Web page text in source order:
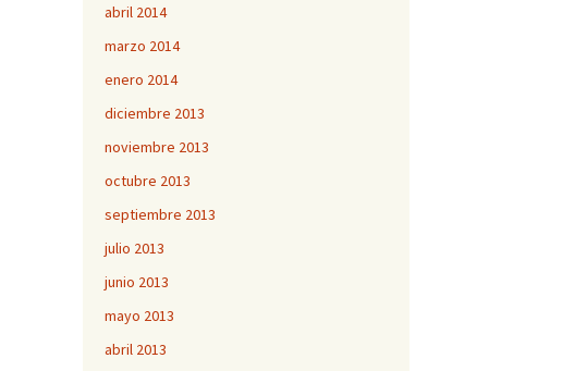
abril 2014
marzo 2014
enero 2014
diciembre 2013
noviembre 2013
octubre 2013
septiembre 2013
julio 2013
junio 2013
mayo 2013
abril 2013